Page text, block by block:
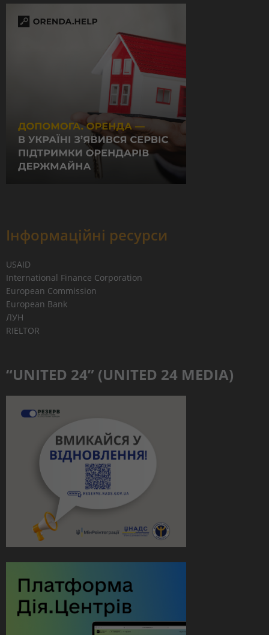
Інформаційні ресурси
USAID
International Finance Corporation
European Commission
European Bank
ЛУН
RIELTOR
“UNITED 24” (UNITED 24 MEDIA)